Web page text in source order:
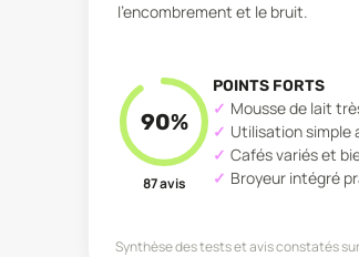
l’encombrement et le bruit.
90%
87avis
POINTS FORTS
Mousse de lait
Utilisation simple
Cafés variés et
Broyeur intégré
Synthèse des tests et avis constatés